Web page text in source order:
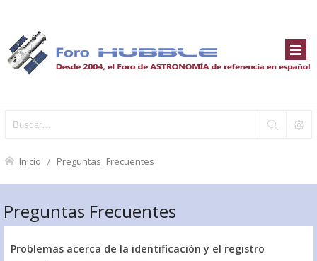
Inicio Preguntas Frecuentes
Preguntas Frecuentes
Problemas acerca de la identificación y el registro